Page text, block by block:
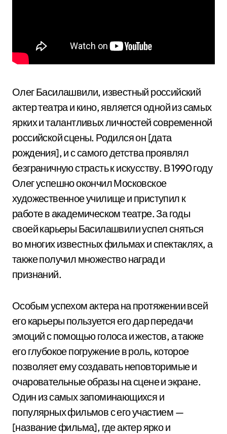
Олег Басилашвили, известный российский
актер театра и кино, является одной из самых
ярких и талантливых личностей современной
российской сцены. Родился он [дата
рождения], и с самого детства проявлял
безграничную страсть к искусству. В 1990 году
Олег успешно окончил Московское
художественное училище и приступил к
работе в академическом театре. За годы
своей карьеры Басилашвили успел сняться
во многих известных фильмах и спектаклях, а
также получил множество наград и
признаний.
Особым успехом актера на протяжении всей
его карьеры пользуется его дар передачи
эмоций с помощью голоса и жестов, а также
его глубокое погружение в роль, которое
позволяет ему создавать неповторимые и
очаровательные образы на сцене и экране.
Один из самых запоминающихся и
популярных фильмов с его участием —
[название фильма], где актер ярко и